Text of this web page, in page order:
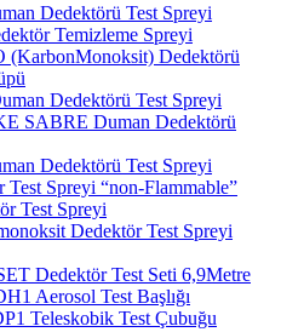
Dedektörü Test Spreyi
Temizleme Spreyi
(KarbonMonoksit) Dedektörü
Dedektörü Test Spreyi
SABRE Duman Dedektörü
Dedektörü Test Spreyi
Test Spreyi “non-Flammable”
Test Spreyi
Dedektör Test Spreyi
Dedektör Test Seti 6,9Metre
Aerosol Test Başlığı
Teleskobik Test Çubuğu